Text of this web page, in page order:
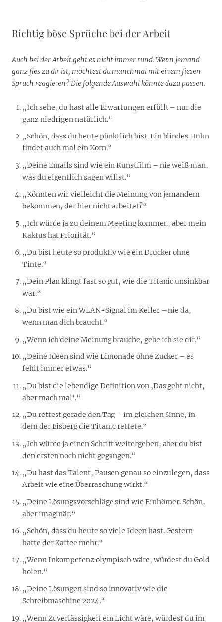
Richtig böse Sprüche bei der Arbeit
Auch bei der Arbeit geht es nicht immer rund. Wenn jemand
ganz fies zu dir ist, möchtest du manchmal mit einem fiesen
Spruch reagieren? Die folgende Auswahl könnte dazu passen.
„Ich sehe, du hast alle Erwartungen erfüllt – nur die
ganz niedrigen natürlich.“
„Schön, dass du heute pünktlich bist. Ein blindes Huhn
findet auch mal ein Korn.“
„Deine Emails sind wie ein Kunstfilm – nie weiß man,
was du eigentlich sagen willst.“
„Könnten wir vielleicht die Meinung von jemandem
bekommen, der hier nicht arbeitet?“
„Ich würde ja zu deinem Meeting kommen, aber mein
Kaktus hat Priorität.“
„Du bist heute so produktiv wie ein Drucker ohne
Tinte.“
„Dein Plan klingt fast so gut, wie die Titanic unsinkbar
war.“
„Du bist wie ein WLAN-Signal im Keller – nie da,
wenn man dich braucht.“
„Wenn ich deine Meinung brauche, gebe ich sie dir.“
„Deine Ideen sind wie Limonade ohne Zucker – es
fehlt immer etwas.“
„Du bist die lebendige Definition von ‚Das geht nicht,
aber mach mal‘.“
„Du rettest gerade den Tag – im gleichen Sinne, in
dem der Eisberg die Titanic rettete.“
„Ich würde ja einen Schritt weitergehen, aber du bist
den ersten noch nicht gegangen.“
„Du hast das Talent, Pausen genau so einzulegen, dass
Arbeit wie eine Überraschung wirkt.“
„Deine Lösungsvorschläge sind wie Einhörner. Schön,
aber imaginär.“
„Schön, dass du heute so viele Ideen hast. Gestern
hatte der Kaffee mehr.“
„Wenn Inkompetenz olympisch wäre, würdest du Gold
holen.“
„Deine Lösungen sind so innovativ wie die
Schreibmaschine 2024.“
„Wenn Zuverlässigkeit ein Licht wäre, würdest du im